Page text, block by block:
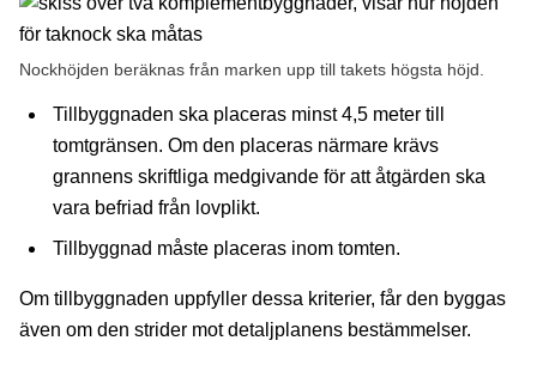
Nockhöjden beräknas från marken upp till takets högsta höjd.
Tillbyggnaden ska placeras minst 4,5 meter till
tomtgränsen. Om den placeras närmare krävs
grannens skriftliga medgivande för att åtgärden ska
vara befriad från lovplikt.
Tillbyggnad måste placeras inom tomten.
Om tillbyggnaden uppfyller dessa kriterier, får den byggas
även om den strider mot detaljplanens bestämmelser.